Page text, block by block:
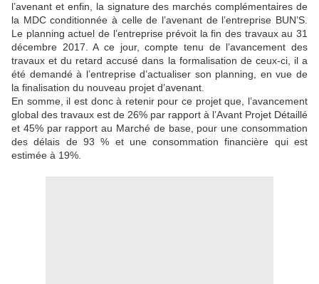
l’avenant et enfin, la signature des marchés complémentaires de
la MDC conditionnée à celle de l’avenant de l’entreprise BUN’S.
Le planning actuel de l’entreprise prévoit la fin des travaux au 31
décembre 2017. A ce jour, compte tenu de l’avancement des
travaux et du retard accusé dans la formalisation de ceux-ci, il a
été demandé à l’entreprise d’actualiser son planning, en vue de
la finalisation du nouveau projet d’avenant.
En somme, il est donc à retenir pour ce projet que, l’avancement
global des travaux est de 26% par rapport à l’Avant Projet Détaillé
et 45% par rapport au Marché de base, pour une consommation
des délais de 93 % et une consommation financière qui est
estimée à 19%.